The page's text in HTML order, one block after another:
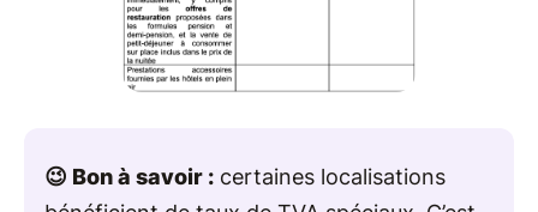
😉 Bon à savoir : certaines localisations